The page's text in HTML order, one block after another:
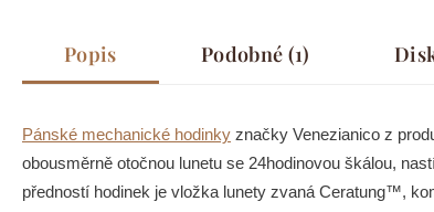
Popis Podobné (1)
Pánské mechanické hodinky značky Venezianico z
obousměrně otočnou lunetu se 24hodinovou škálou,
předností hodinek je vložka lunety zvaná Ceratung™,